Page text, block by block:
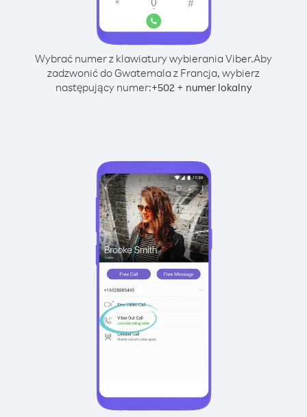
Wybrać numer z klawiatury wybierania Viber.Aby
zadzwonić do Gwatemala z Francja, wybierz
następujący numer:+502+ numer lokalny